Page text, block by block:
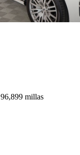
96,899 millas